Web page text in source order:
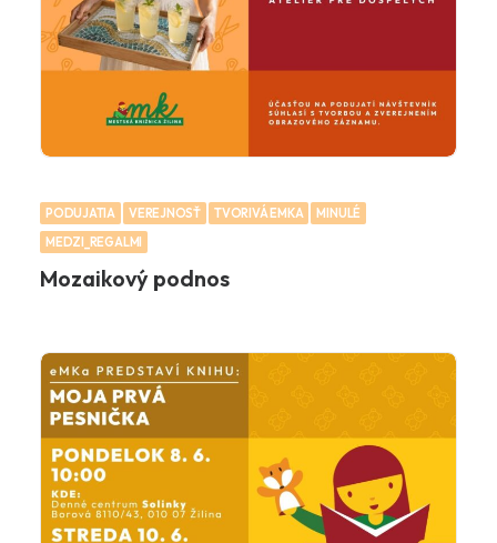
PODUJATIA VEREJNOSŤ TVORIVÁ EMKA
MINULÉ
MEDZI_REGALMI
Mozaikový podnos